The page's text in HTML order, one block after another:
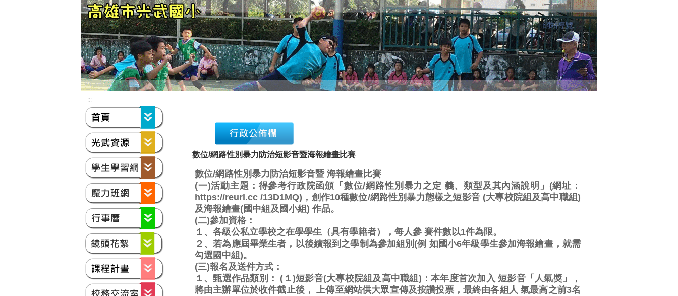
::: 網站導覽
::: :::
數位/網路性別暴力防治短影音暨海報繪畫比賽
數位/網路性別暴力防治短影音暨 海報繪畫比賽
(一)活動主題：得參考行政院函頒「數位/網路性別暴力之定 義、類型及其內涵說明」(網址：
https://reurl.cc /13D1MQ)，創作10種數位/網路性別暴力態樣之短影音 (大專校院組及高中職組)
及海報繪畫(國中組及國小組) 作品。
(二)參加資格：
１、各級公私立學校之在學學生（具有學籍者），每人參 賽件數以1件為限。
２、若為應屆畢業生者，以後續報到之學制為參加組別(例 如國小6年級學生參加海報繪畫，就需
勾選國中組)。
(三)報名及送件方式：
１、甄選作品類別： (１)短影音(大專校院組及高中職組)：本年度首次加入 短影音「人氣獎」，
將由主辦單位於收件截止後， 上傳至網站供大眾宣傳及按讚投票，最終由各組人 氣最高之前3名